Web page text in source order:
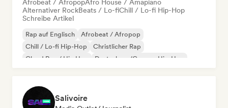
Afrobeat / AfropopAfro House / Amapiano
Alternativer RockBeats / Lo-fiChill / Lo-fi Hip-Hop
Schreibe Artikel
Rap auf Englisch
Afrobeat / Afropop
Chill / Lo-fi Hip-Hop
Christlicher Rap
Cloud Rap / Hip Hop
Deutschrap/German Hip-Hop
Salivoire